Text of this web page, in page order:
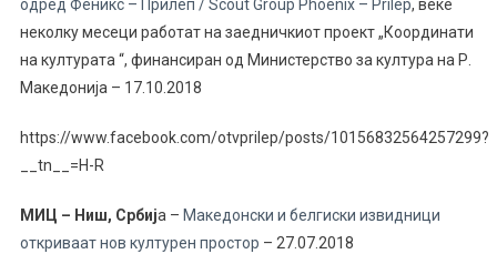
одред Феникс – Прилеп / Scout Group Phoenix – Prilep, веќе
неколку месеци работат на заедничкиот проект „Координати
на културата “, финансиран од Министерство за култура на Р.
Македонија – 17.10.2018
https://www.facebook.com/otvprilep/posts/10156832564257299?
__tn__=H-R
МИЦ – Ниш, Србија – Македонски и белгиски извидници
откриваат нов културен простор – 27.07.2018